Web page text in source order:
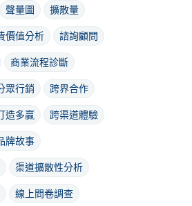
聲量圖
擴散量
價值分析
諮詢顧問
商業流程診斷
眾行銷
跨界合作
造多贏
跨渠道體驗
牌故事
渠道擴散性分析
線上問卷調查